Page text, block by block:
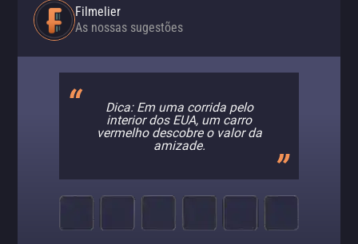
Filmelier
As nossas sugestões
Dica: Em uma corrida pelo
interior dos EUA, um carro
vermelho descobre o valor da
amizade.